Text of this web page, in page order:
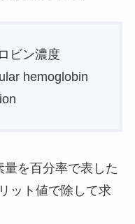
ビン濃度
hemoglobin
を百分率で表した
ット値で除して求